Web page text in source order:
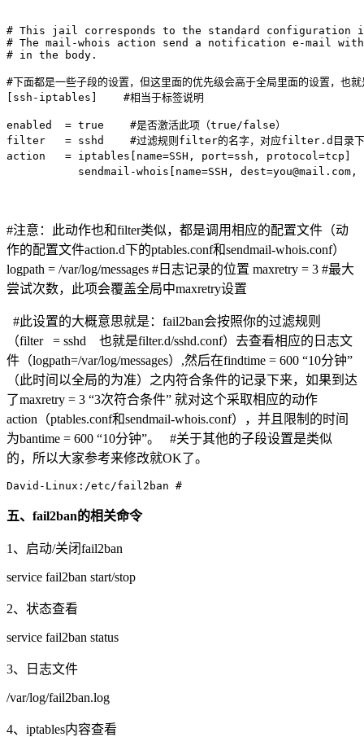
# This jail corresponds to the standard configuration
# The mail-whois action send a notification e-mail
# in the body.
#下面都是一些子段的设置，但这里面的优先级会高于全局里面的设置，也
[ssh-iptables]    #相当于标签说明
enabled  = true    #是否激活此项（true/false）
filter   = sshd    #过滤规则filter的名字，对应filter.d目录下
action   = iptables[name=SSH, port=ssh, protocol=tcp]    #动作
           sendmail-whois[name=SSH,
dest=you@mail.com ,
#注意：此动作也和filter类似，都是调用相应的配置文件（动
作的配置文件action.d下的ptables.conf和sendmail-whois.conf）
logpath = /var/log/messages #日志记录的位置 maxretry = 3 #最大
尝试次数，此项会覆盖全局中maxretry设置
#此设置的大概意思就是：fail2ban会按照你的过滤规则
（filter = sshd 也就是filter.d/sshd.conf）去查看相应的日志文
件（logpath=/var/log/messages）,然后在findtime = 600 “10分钟”
（此时间以全局的为准）之内符合条件的记录下来，如果到达
了maxretry = 3 “3次符合条件” 就对这个采取相应的动作
action（ptables.conf和sendmail-whois.conf），并且限制的时间
为bantime = 600 “10分钟”。 #关于其他的子段设置是类似
的，所以大家参考来修改就OK了。
David-Linux:/etc/fail2ban #
五、fail2ban的相关命令
1、启动/关闭fail2ban
service fail2ban start/stop
2、状态查看
service fail2ban status
3、日志文件
/var/log/fail2ban.log
4、iptables内容查看